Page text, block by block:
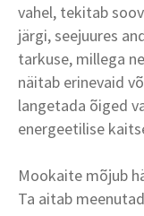
vahel, tekitab
järgi, seejuures
tarkuse, millega
näitab erinevaid
langetada õiged
energeetilise
Mookaite mõjub
Ta aitab